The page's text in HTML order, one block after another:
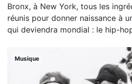
Bronx, à New York, tous les
réunis pour donner naissance à
qui deviendra mondial : le hip-
Musique